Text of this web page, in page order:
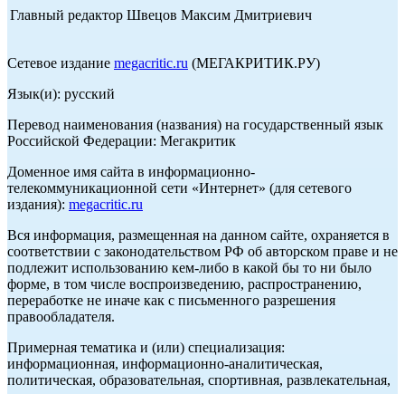
Главный редактор Швецов Максим Дмитриевич
Сетевое издание megacritic.ru (МЕГАКРИТИК.РУ)
Язык(и): русский
Перевод наименования (названия) на государственный язык
Российской Федерации: Мегакритик
Доменное имя сайта в информационно-
телекоммуникационной сети «Интернет» (для сетевого
издания): megacritic.ru
Вся информация, размещенная на данном сайте, охраняется в
соответствии с законодательством РФ об авторском праве и не
подлежит использованию кем-либо в какой бы то ни было
форме, в том числе воспроизведению, распространению,
переработке не иначе как с письменного разрешения
правообладателя.
Примерная тематика и (или) специализация:
информационная, информационно-аналитическая,
политическая, образовательная, спортивная, развлекательная,